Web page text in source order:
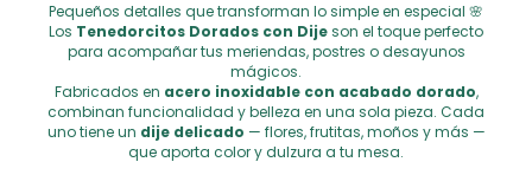
Pequeños detalles que transforman lo simple en especial 🌸
Los Tenedorcitos Dorados con Dijeson el toque perfecto
para acompañar tus meriendas, postres o desayunos
mágicos.
Fabricados en acero inoxidable con acabado dorado,
combinan funcionalidad y belleza en una sola pieza. Cada
uno tiene un dije delicado — flores, frutitas, moños y más —
que aporta color y dulzura a tu mesa.